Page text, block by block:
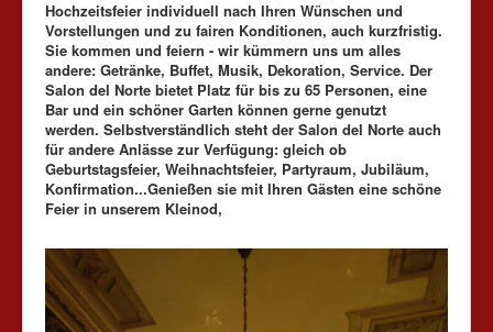
Hochzeitsfeier individuell nach Ihren Wünschen und
Vorstellungen und zu fairen Konditionen, auch kurzfristig.
Sie kommen und feiern - wir kümmern uns um alles
andere: Getränke, Buffet, Musik, Dekoration, Service. Der
Salon del Norte bietet Platz für bis zu 65 Personen, eine
Bar und ein schöner Garten können gerne genutzt
werden. Selbstverständlich steht der Salon del Norte auch
für andere Anlässe zur Verfügung: gleich ob
Geburtstagsfeier, Weihnachtsfeier, Partyraum, Jubiläum,
Konfirmation...Genießen sie mit Ihren Gästen eine schöne
Feier in unserem Kleinod,